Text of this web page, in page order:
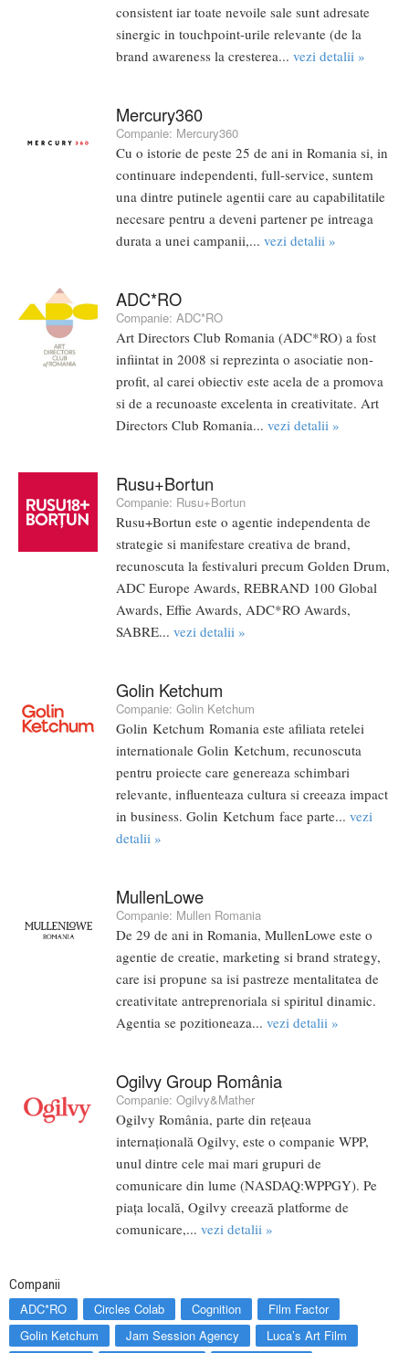
consistent iar toate nevoile sale sunt adresate
sinergic in touchpoint-urile relevante (de la
brand awareness la cresterea... vezi detalii »
Mercury360
Companie: Mercury360
Cu o istorie de peste 25 de ani in Romania si, in
continuare independenti, full-service, suntem
una dintre putinele agentii care au capabilitatile
necesare pentru a deveni partener pe intreaga
durata a unei campanii,... vezi detalii »
ADC*RO
Companie: ADC*RO
Art Directors Club Romania (ADC*RO) a fost
infiintat in 2008 si reprezinta o asociatie non-
profit, al carei obiectiv este acela de a promova
si de a recunoaste excelenta in creativitate. Art
Directors Club Romania... vezi detalii »
Rusu+Bortun
Companie: Rusu+Bortun
Rusu+Bortun este o agentie independenta de
strategie si manifestare creativa de brand,
recunoscuta la festivaluri precum Golden Drum,
ADC Europe Awards, REBRAND 100 Global
Awards, Effie Awards, ADC*RO Awards,
SABRE... vezi detalii »
Golin Ketchum
Companie: Golin Ketchum
Golin Ketchum Romania este afiliata retelei
internationale Golin Ketchum, recunoscuta
pentru proiecte care genereaza schimbari
relevante, influenteaza cultura si creeaza impact
in business. Golin Ketchum face parte... vezi
detalii »
MullenLowe
Companie: Mullen Romania
De 29 de ani in Romania, MullenLowe este o
agentie de creatie, marketing si brand strategy,
care isi propune sa isi pastreze mentalitatea de
creativitate antreprenoriala si spiritul dinamic.
Agentia se pozitioneaza... vezi detalii »
Ogilvy Group România
Companie: Ogilvy&Mather
Ogilvy România, parte din rețeaua
internațională Ogilvy, este o companie WPP,
unul dintre cele mai mari grupuri de
comunicare din lume (NASDAQ:WPPGY). Pe
piața locală, Ogilvy creează platforme de
comunicare,... vezi detalii »
Companii
ADC*RO Circles Colab Cognition
Film Factor
Golin Ketchum
Jam Session Agency Luca’s Art Film